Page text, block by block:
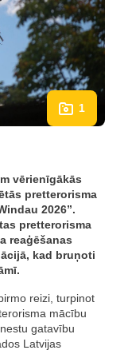
1
vērienīgākās
pretterorisma
2026”.
pretterorisma
reaģēšanas
kad bruņoti
reizi, turpinot
mācību
gatavību
Latvijas